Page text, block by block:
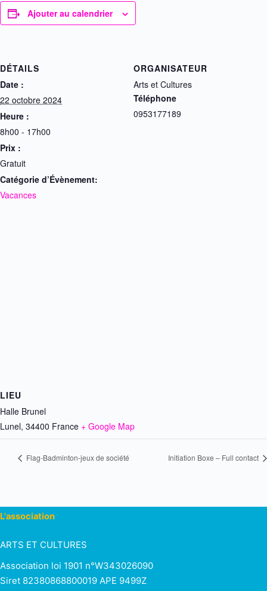
Ajouter au calendrier
DÉTAILS
Date :
22 octobre 2024
Heure :
8h00 - 17h00
Prix :
Gratuit
Catégorie d’Évènement:
Vacances
ORGANISATEUR
Arts et Cultures
Téléphone
0953177189
LIEU
Halle Brunel
Lunel, 34400 France + Google Map
Flag-Badminton-jeux de société Initiation Boxe – Full contact
L'association
ARTS ET CULTURES
Association loi 1901 n°W343026090
Siret 82380868800019 APE 9499Z